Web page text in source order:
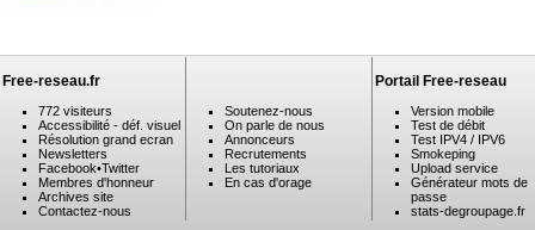
Free-reseau.fr
772 visiteurs
Accessibilité - déf. visuel
Résolution grand ecran
Newsletters
Facebook•Twitter
Membres d'honneur
Archives site
Contactez-nous
Soutenez-nous
On parle de nous
Annonceurs
Recrutements
Les tutoriaux
En cas d'orage
Portail Free-reseau
Version mobile
Test de débit
Test IPV4 / IPV6
Smokeping
Upload service
Générateur mots de
passe
stats-degroupage.fr